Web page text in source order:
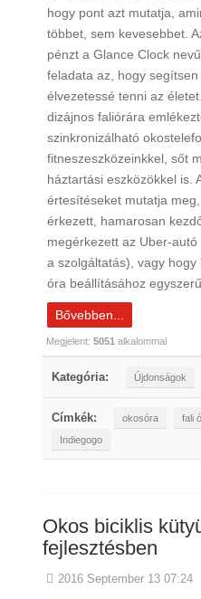
hogy pont azt mutatja,
többet, sem kevesebbet.
pénzt a Glance Clock
feladata az, hogy
élvezetessé tenni az
dizájnos faliórára
szinkronizálható
fitneszeszközeinkkel, sőt
háztartási eszközökkel is.
értesítéseket mutatja
érkezett, hamarosan
megérkezett az Uber-
a szolgáltatás), vagy
óra beállításához
Bővebben...
Megjelent: 5051 alkalommal
Kategória: Újdonságok
Címkék: okosóra fali
Indiegogo
Okos biciklis
fejlesztésben
2016 September 13 07:24